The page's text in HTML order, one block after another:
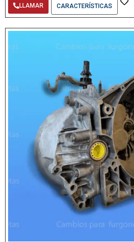
LLAMAR CARACTERÍSTICAS